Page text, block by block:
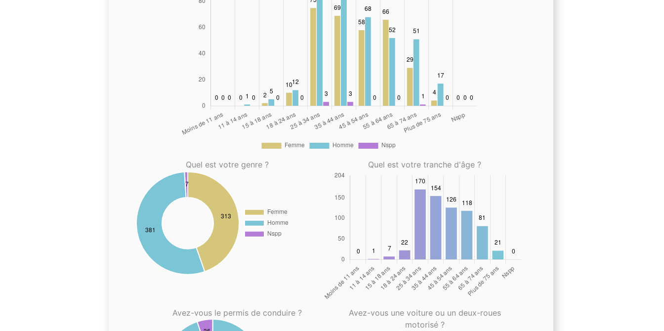
Quel est votre genre ? Quel est votre tranche d'âge ?
Avez-vous le permis de conduire ?
Avez-vous une voiture ou un deux-roues
motorisé ?